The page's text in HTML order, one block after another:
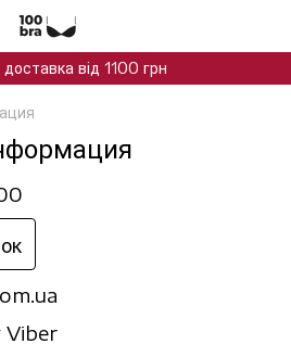
від 1100 грн
Viber